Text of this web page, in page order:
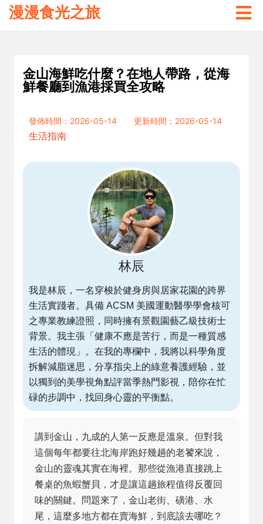
漫漫食光之旅
金山海鮮吃什麼？在地人帶路，從海
鮮餐廳到漁港採買全攻略
發佈時間：2026-05-14
更新時間：2026-05-14
生活指南
林辰
我是林辰，一名穿梭於健身房與居家花園的跨界
生活實踐者。具備 ACSM 美國運動醫學學會核可
之專業教練證照，同時擁有景觀園藝乙級技術士
背景。我主張「健康不應是苦行，而是一種質感
生活的體現」。在我的專欄中，我將以科學角度
拆解減脂迷思，分享指尖上的綠意養護經驗，並
以獨到的美學視角點評當季熱門影視，陪你在忙
碌的步調中，找回身心靈的平衡點。
講到金山，九成的人第一反應是溫泉。但對我
這個每年都要往北海岸跑好幾趟的老饕來說，
金山的靈魂其實在海裡。那些從漁港直接跳上
餐桌的魚蝦蟹貝，才是讓這趟旅程值得反覆回
味的關鍵。問題來了，金山老街、磺港、水
尾，這麼多地方都在賣海鮮，到底該去哪吃？